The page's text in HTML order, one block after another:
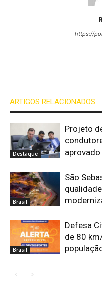
https://
ARTIGOS RELACIONADOS
Destaque
Projeto
aprovado
Brasil
São
Brasil
Defesa
de 80